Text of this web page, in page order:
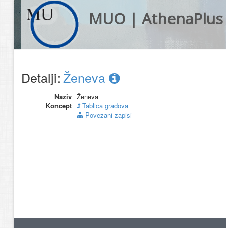
MUO | AthenaPlus
Detalji:Ženeva
Naziv Ženeva
Koncept
Tablica gradova
Povezani zapisi